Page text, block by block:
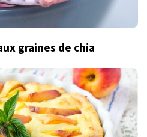
graines de chia